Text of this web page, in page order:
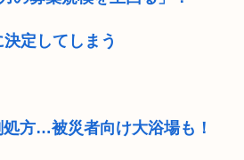
定してしまう
方…被災者向け大浴場も！